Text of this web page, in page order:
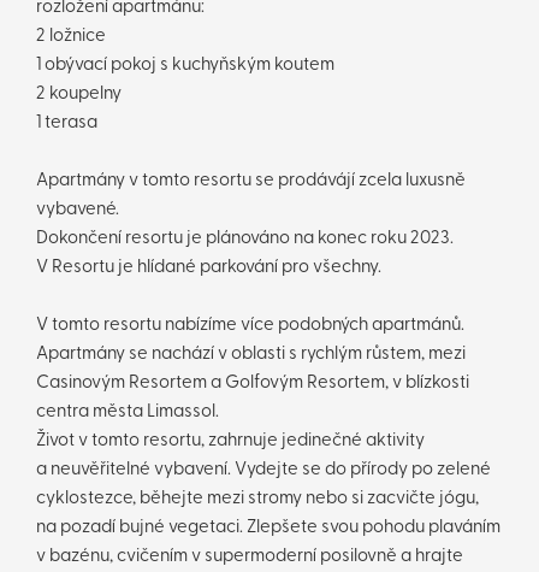
rozložení apartmánu:
2 ložnice
1 obývací pokoj s kuchyňským koutem
2 koupelny
1 terasa
Apartmány v tomto resortu se prodávájí zcela luxusně
vybavené.
Dokončení resortu je plánováno na konec roku 2023.
V Resortu je hlídané parkování pro všechny.
V tomto resortu nabízíme více podobných apartmánů.
Apartmány se nachází v oblasti s rychlým růstem, mezi
Casinovým Resortem a Golfovým Resortem, v blízkosti
centra města Limassol.
Život v tomto resortu, zahrnuje jedinečné aktivity
a neuvěřitelné vybavení. Vydejte se do přírody po zelené
cyklostezce, běhejte mezi stromy nebo si zacvičte jógu,
na pozadí bujné vegetaci. Zlepšete svou pohodu plaváním
v bazénu, cvičením v supermoderní posilovně a hrajte